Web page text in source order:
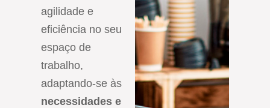
agilidade e
eficiência no seu
espaço de
trabalho,
adaptando-se às
necessidades e